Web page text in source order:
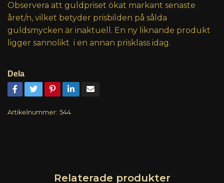
Observera att guldpriset ökat markant senaste
året/n, vilket betyder prisbilden på sålda
guldsmycken är inaktuell. En ny liknande produkt
ligger sannolikt i en annan prisklass idag.
Dela
Artikelnummer: 544